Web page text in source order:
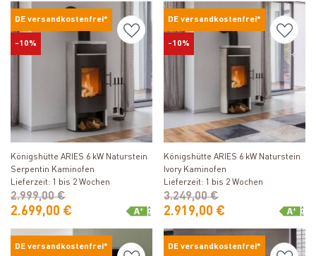
DE versandkostenfrei*
-10%
Produkt ansehen
Königshütte ARIES 6 kW Naturstein
Serpentin Kaminofen
Lieferzeit: 1 bis 2 Wochen
2.699,00 €
2.999,00 €
DE versandkostenfrei*
-10%
Produkt ansehen
Königshütte ARIES 6 kW Naturstein
Ivory Kaminofen
Lieferzeit: 1 bis 2 Wochen
2.919,00 €
3.249,00 €
DE versandkostenfrei* DE versandkostenfrei*